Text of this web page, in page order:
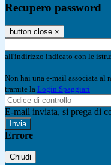
Recupero password
button close ×
all'indirizzo indicato con le
Non hai una e-mail associata al
tramite la Login Spaggiari
E-mail inviata, si prega di
Errore
Chiudi